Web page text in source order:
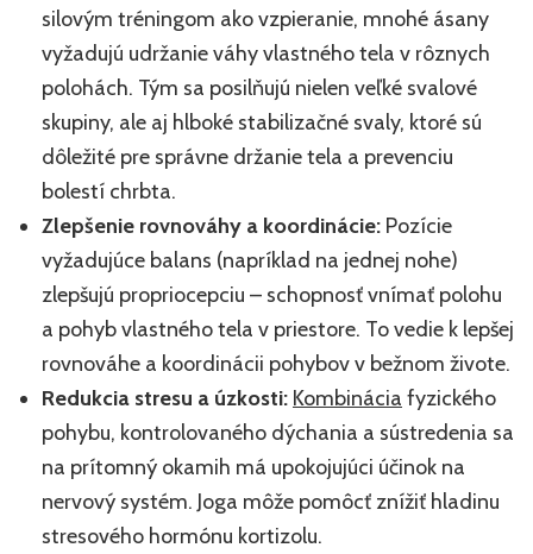
silovým tréningom ako vzpieranie, mnohé ásany
vyžadujú udržanie váhy vlastného tela v rôznych
polohách. Tým sa posilňujú nielen veľké svalové
skupiny, ale aj hlboké stabilizačné svaly, ktoré sú
dôležité pre správne držanie tela a prevenciu
bolestí chrbta.
Zlepšenie rovnováhy a koordinácie: Pozície
vyžadujúce balans (napríklad na jednej nohe)
zlepšujú propriocepciu – schopnosť vnímať polohu
a pohyb vlastného tela v priestore. To vedie k lepšej
rovnováhe a koordinácii pohybov v bežnom živote.
Redukcia stresu a úzkosti: Kombinácia fyzického
pohybu, kontrolovaného dýchania a sústredenia sa
na prítomný okamih má upokojujúci účinok na
nervový systém. Joga môže pomôcť znížiť hladinu
stresového hormónu kortizolu.